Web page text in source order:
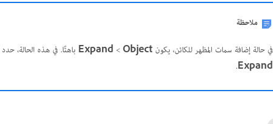
ملاحظة
في حالة إضافة سمات المظهر للكائن، يكونObject
> باهتًا. في هذه الحالة، حدد
.